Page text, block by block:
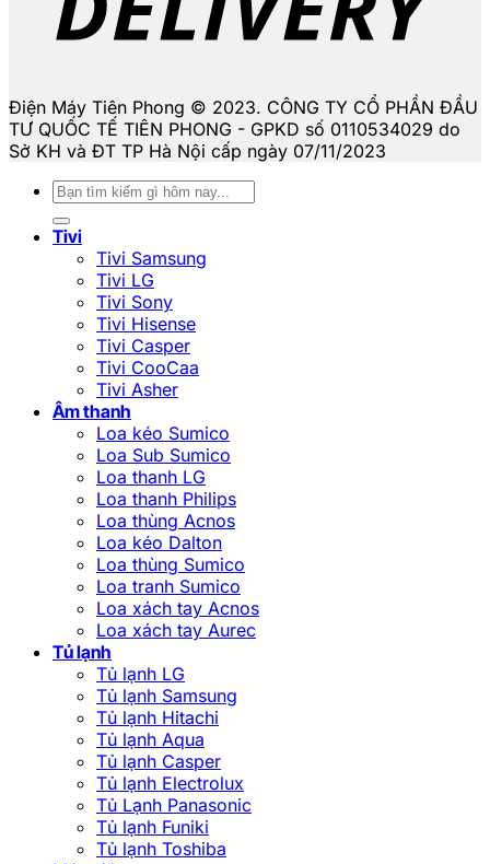
Điện Máy Tiên Phong © 2023. CÔNG TY CỔ PHẦN ĐẦU
TƯ QUỐC TẾ TIÊN PHONG - GPKD số 0110534029 do
Sở KH và ĐT TP Hà Nội cấp ngày 07/11/2023
Tìm
kiếm:
Tivi
Tivi Samsung
Tivi LG
Tivi Sony
Tivi Hisense
Tivi Casper
Tivi CooCaa
Tivi Asher
Âm thanh
Loa kéo Sumico
Loa Sub Sumico
Loa thanh LG
Loa thanh Philips
Loa thùng Acnos
Loa kéo Dalton
Loa thùng Sumico
Loa tranh Sumico
Loa xách tay Acnos
Loa xách tay Aurec
Tủ lạnh
Tủ lạnh LG
Tủ lạnh Samsung
Tủ lạnh Hitachi
Tủ lạnh Aqua
Tủ lạnh Casper
Tủ lạnh Electrolux
Tủ Lạnh Panasonic
Tủ lạnh Funiki
Tủ lạnh Toshiba